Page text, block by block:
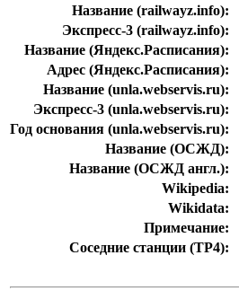
Название (railwayz.info):
Экспресс-3 (railwayz.info):
Название (Яндекс.Расписания):
Адрес (Яндекс.Расписания):
Название (unla.webservis.ru):
Экспресс-3 (unla.webservis.ru):
Год основания (unla.webservis.ru):
Название (ОСЖД):
Название (ОСЖД англ.):
Wikipedia:
Wikidata:
Примечание:
Соседние станции (ТР4):